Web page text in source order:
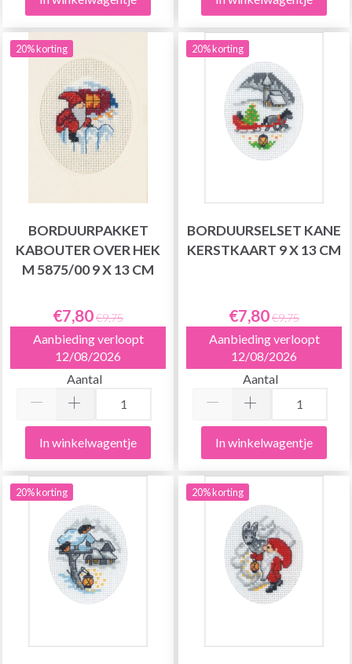
20% korting
BORDUURPAKKET
KABOUTER OVER HEK
M 5875/00 9 X 13 CM
€7,80€9,75
Aanbieding verloopt
12/08/2026
Aantal
In winkelwagentje
20% korting
BORDUURSELSET KANE
KERSTKAART 9 X 13 CM
€7,80€9,75
Aanbieding verloopt
12/08/2026
Aantal
In winkelwagentje
20% korting 20% korting